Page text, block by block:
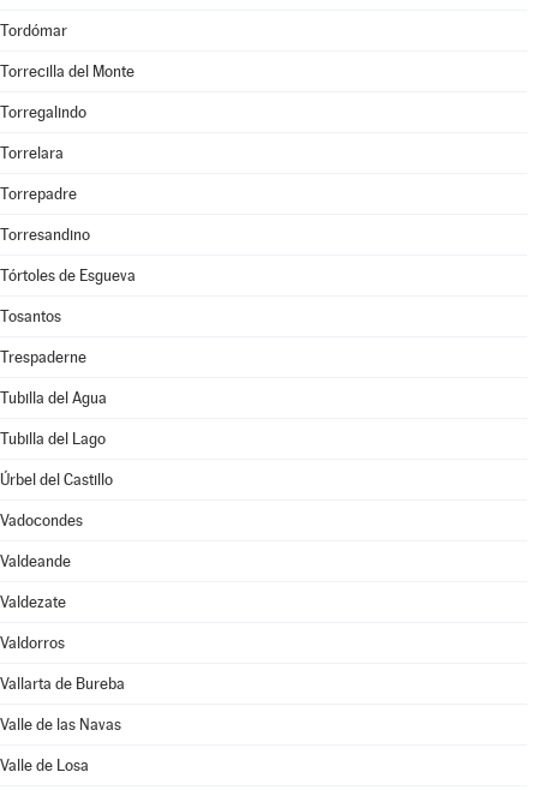
Tordómar
Torrecilla del Monte
Torregalindo
Torrelara
Torrepadre
Torresandino
Tórtoles de Esgueva
Tosantos
Trespaderne
Tubilla del Agua
Tubilla del Lago
Úrbel del Castillo
Vadocondes
Valdeande
Valdezate
Valdorros
Vallarta de Bureba
Valle de las Navas
Valle de Losa